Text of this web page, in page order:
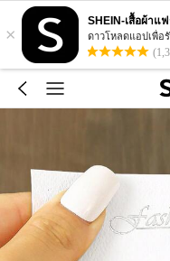
×
SHEIN-เสื้อผ้าแ
ดาวโหลดแอปเพื่อ